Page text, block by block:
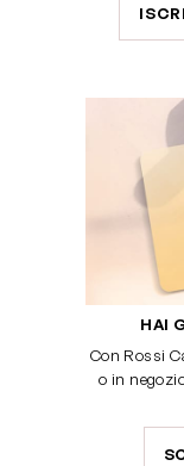
HAI
Con Rossi
o in